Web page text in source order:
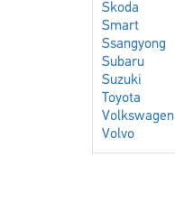
Skoda
Smart
Ssangyong
Subaru
Suzuki
Toyota
Volkswagen
Volvo